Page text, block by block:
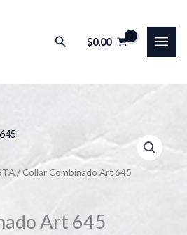
Buscar
$0,00
/ Collar Combinado Art 645
Art 645
precio
es: